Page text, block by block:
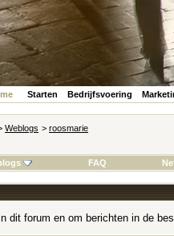
Starten Bedrijfsvoering
Weblogs > roosmarie
FAQ
dit forum en om berichten in de